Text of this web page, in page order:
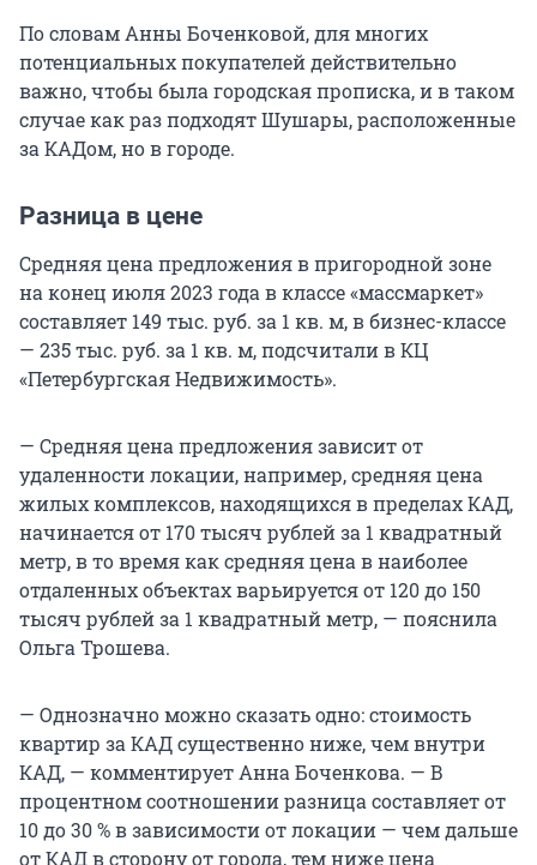
По словам Анны Боченковой, для многих
потенциальных покупателей действительно
важно, чтобы была городская прописка, и в таком
случае как раз подходят Шушары, расположенные
за КАДом, но в городе.
Разница в цене
Средняя цена предложения в пригородной зоне
на конец июля 2023 года в классе «массмаркет»
составляет 149 тыс. руб. за 1 кв. м, в бизнес-классе
— 235 тыс. руб. за 1 кв. м, подсчитали в КЦ
«Петербургская Недвижимость».
— Средняя цена предложения зависит от
удаленности локации, например, средняя цена
жилых комплексов, находящихся в пределах КАД,
начинается от 170 тысяч рублей за 1 квадратный
метр, в то время как средняя цена в наиболее
отдаленных объектах варьируется от 120 до 150
тысяч рублей за 1 квадратный метр, — пояснила
Ольга Трошева.
— Однозначно можно сказать одно: стоимость
квартир за КАД существенно ниже, чем внутри
КАД, — комментирует Анна Боченкова. — В
процентном соотношении разница составляет от
10 до 30 % в зависимости от локации — чем дальше
от КАД в сторону от города, тем ниже цена